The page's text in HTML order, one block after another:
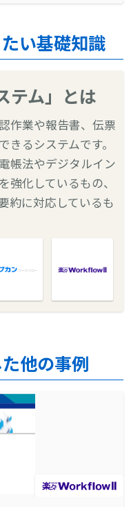
い基礎知識
テム」とは
作業や報告書、伝票
るシステムです。
帳法やデジタルイン
強化しているもの、
約に対応しているも
他の事例